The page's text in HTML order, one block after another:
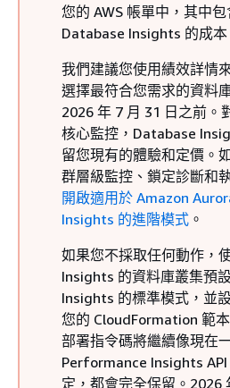
您的 AWS 帳單中，其中
Database Insights 的成本
我們建議您使用績效詳情
選擇最符合您需求的資料
2026 年 7 月 31 日之前。
核心監控，Database
留您現有的體驗和定價。
群層級監控、鎖定診斷和
開啟適用於 Amazon
Insights 的進階模式 。
如果您不採取任何動作，
Insights 的資料庫叢集預
Insights 的標準模式，並
您的 CloudFormation 範
部署指令碼將繼續像現在
Performance Insights
定，都會完全保留。2026